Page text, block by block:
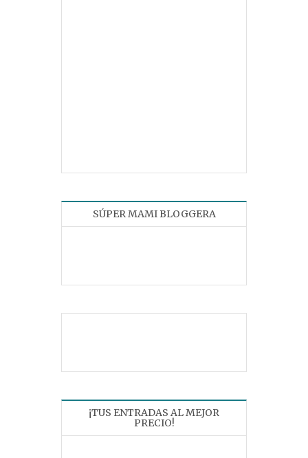
SÚPER MAMI BLOGGERA
¡TUS ENTRADAS AL MEJOR
PRECIO!